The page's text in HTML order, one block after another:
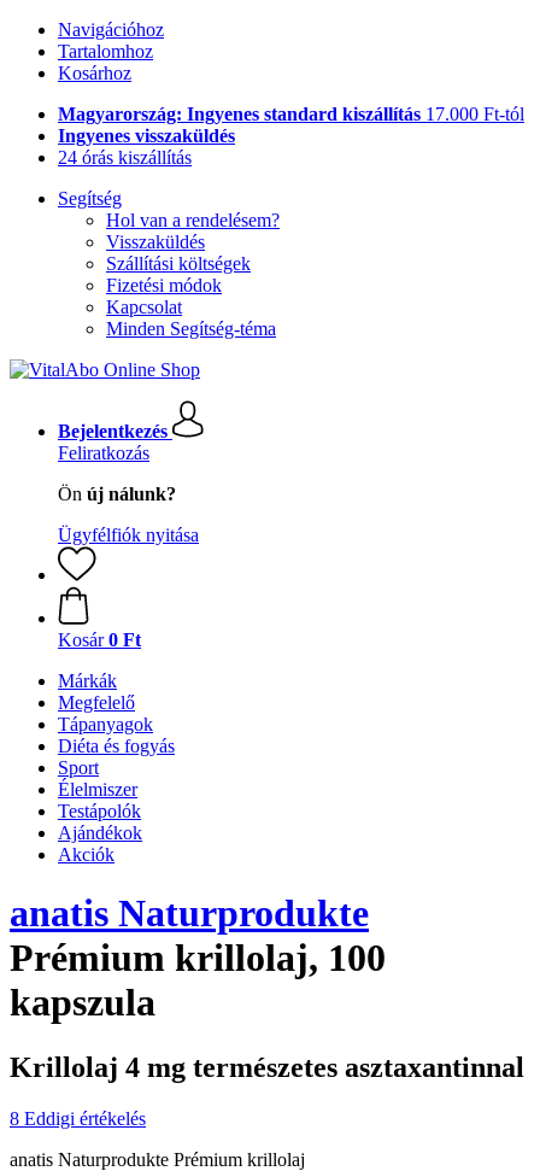
Navigációhoz
Tartalomhoz
Kosárhoz
Magyarország: Ingyenes standard kiszállítás 17.000 Ft-tól
Ingyenes visszaküldés
24 órás kiszállítás
Segítség
Hol van a rendelésem?
Visszaküldés
Szállítási költségek
Fizetési módok
Kapcsolat
Minden Segítség-téma
Bejelentkezés
Feliratkozás
Ön új nálunk?
Ügyfélfiók nyitása
Kosár 0 Ft
Márkák
Megfelelő
Tápanyagok
Diéta és fogyás
Sport
Élelmiszer
Testápolók
Ajándékok
Akciók
anatis Naturprodukte
Prémium krillolaj, 100
kapszula
Krillolaj 4 mg természetes asztaxantinnal
8 Eddigi értékelés
anatis Naturprodukte Prémium krillolaj